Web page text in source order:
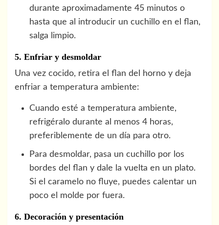
durante aproximadamente 45 minutos o
hasta que al introducir un cuchillo en el flan,
salga limpio.
5. Enfriar y desmoldar
Una vez cocido, retira el flan del horno y deja
enfriar a temperatura ambiente:
Cuando esté a temperatura ambiente,
refrigéralo durante al menos 4 horas,
preferiblemente de un día para otro.
Para desmoldar, pasa un cuchillo por los
bordes del flan y dale la vuelta en un plato.
Si el caramelo no fluye, puedes calentar un
poco el molde por fuera.
6. Decoración y presentación